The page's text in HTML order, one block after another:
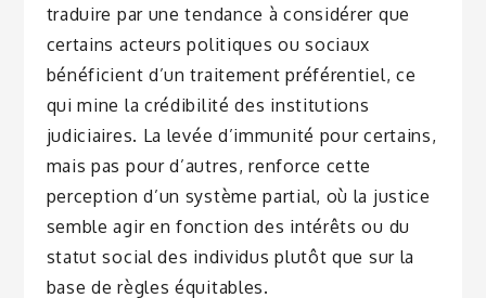
traduire par une tendance à considérer que
certains acteurs politiques ou sociaux
bénéficient d’un traitement préférentiel, ce
qui mine la crédibilité des institutions
judiciaires. La levée d’immunité pour certains,
mais pas pour d’autres, renforce cette
perception d’un système partial, où la justice
semble agir en fonction des intérêts ou du
statut social des individus plutôt que sur la
base de règles équitables.